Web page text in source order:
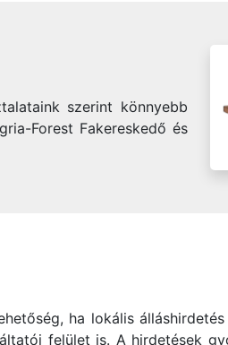
szerint könnyebb
Forest Fakereskedő és
ha lokális
felület is. A hirdetések